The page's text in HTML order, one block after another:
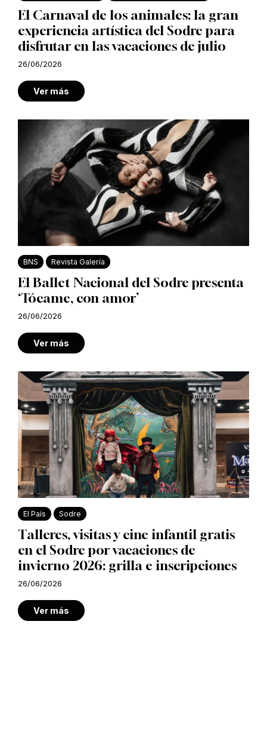
El Carnaval de los animales: la gran
experiencia artística del Sodre para
disfrutar en las vacaciones de julio
26/06/2026
Ver más
BNS Revista Galería
El Ballet Nacional del Sodre presenta
‘Tócame, con amor’
26/06/2026
Ver más
El País Sodre
Talleres, visitas y cine infantil gratis
en el Sodre por vacaciones de
invierno 2026: grilla e inscripciones
26/06/2026
Ver más